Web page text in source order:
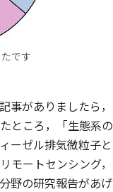
です
がありましたら，
ところ，「生態系の
ーゼル排気微粒子と
モートセンシング，
野の研究報告があげ